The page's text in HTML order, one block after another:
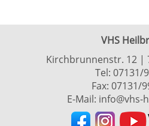
VHS
Kirchbrunnenstr. 12 |
Tel: 07131/
Fax: 07131/
E-Mail: info@vhs-